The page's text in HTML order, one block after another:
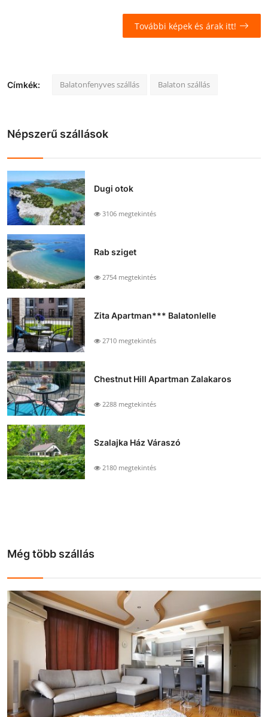
További képek és árak itt!
Címkék: Balatonfenyves szállás Balaton szállás
Népszerű szállások
Dugi otok
3106 megtekintés
Rab sziget
2754 megtekintés
Zita Apartman*** Balatonlelle
2710 megtekintés
Chestnut Hill Apartman Zalakaros
2288 megtekintés
Szalajka Ház Váraszó
2180 megtekintés
Még több szállás